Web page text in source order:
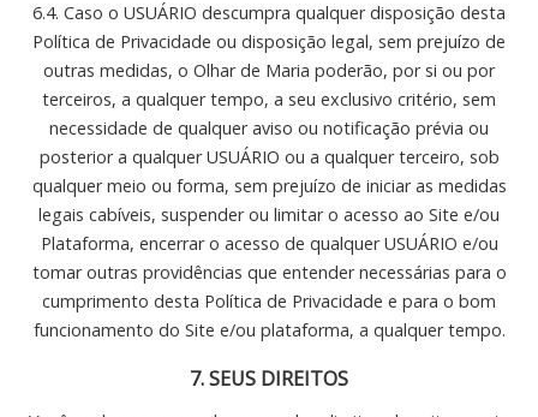
6.4. Caso o USUÁRIO descumpra qualquer disposição desta
Política de Privacidade ou disposição legal, sem prejuízo de
outras medidas, o Olhar de Maria poderão, por si ou por
terceiros, a qualquer tempo, a seu exclusivo critério, sem
necessidade de qualquer aviso ou notificação prévia ou
posterior a qualquer USUÁRIO ou a qualquer terceiro, sob
qualquer meio ou forma, sem prejuízo de iniciar as medidas
legais cabíveis, suspender ou limitar o acesso ao Site e/ou
Plataforma, encerrar o acesso de qualquer USUÁRIO e/ou
tomar outras providências que entender necessárias para o
cumprimento desta Política de Privacidade e para o bom
funcionamento do Site e/ou plataforma, a qualquer tempo.
7. SEUS DIREITOS